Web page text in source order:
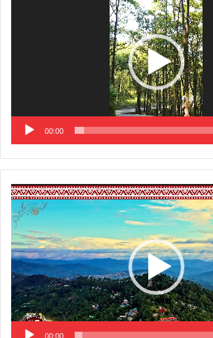
00:00
Video
Player
00:00